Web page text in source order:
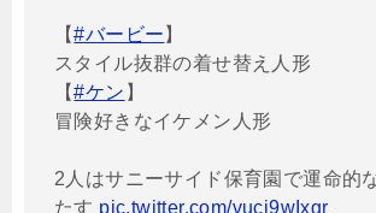
【#バービー 】
スタイル抜群の着せ替え人形
【#ケン 】
冒険好きなイケメン人形
2人はサニーサイド保育園で運命的
たす pic.twitter.com/vucj9wIxgr